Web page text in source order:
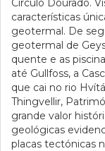
Círculo Dourado.
características
geotermal. De
geotermal de
quente e as
até Gullfoss, a
que cai no rio
Thingvellir,
grande valor
geológicas
placas tectónicas